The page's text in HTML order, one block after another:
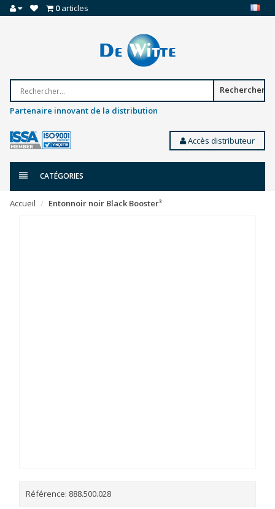
0articles
Rechercher
Partenaire innovant de la distribution
Accès distributeur
CATÉGORIES
Accueil Entonnoir noir Black Booster³
Référence: 888.500.028